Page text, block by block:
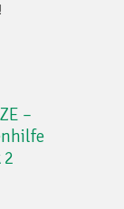
–
2